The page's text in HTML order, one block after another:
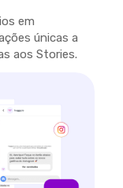
em
únicas a
aos Stories.